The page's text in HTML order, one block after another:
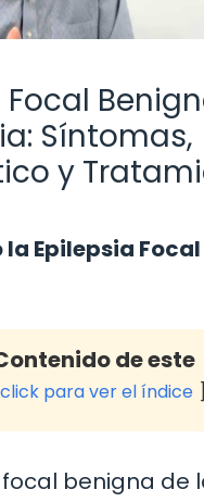
Focal
Síntomas,
y
Epilepsia Focal
de este
click para ver el índice
benigna de